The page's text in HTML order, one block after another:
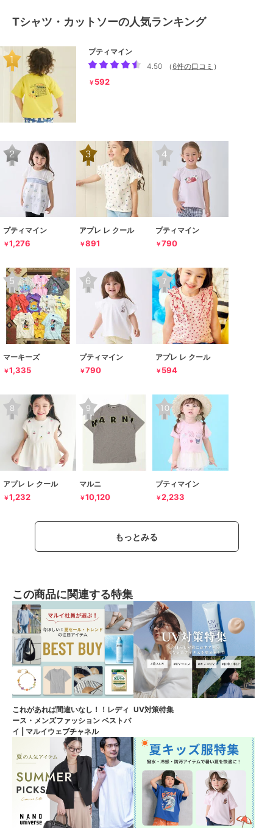
Tシャツ・カットソーの人気ランキング
プティマイン
4.50
（6件の口コミ ）
￥ 592
プティマイン
￥1,276
アプレ レ クール
￥891
プティマイン
￥790
マーキーズ
￥1,335
プティマイン
￥790
アプレ レ クール
￥ 594
アプレ レ クール
￥1,232
マルニ
￥10,120
プティマイン
￥2,233
もっとみる
この商品に関連する特集
これがあれば間違いなし！！レディ
ース・メンズファッション ベストバ
イ | マルイウェブチャネル
UV対策特集